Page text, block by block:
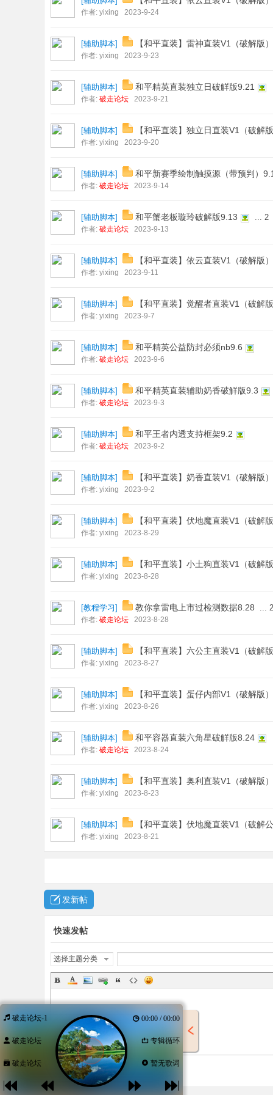
作者: yixing 2023-9-24
[辅助脚本] 【和平直装】雷神直装V1（破解版）
作者: yixing 2023-9-23
[辅助脚本] 和平精英直装独立日破觧版9.21
作者: 破走论坛 2023-9-21
[辅助脚本] 【和平直装】独立日直装V1（破解版
作者: yixing 2023-9-20
[辅助脚本] 和平新赛季绘制触摸源（带预判）
作者: 破走论坛 2023-9-14
[辅助脚本] 和平蟹老板璇玲破解版9.13 ... 2
作者: 破走论坛 2023-9-13
[辅助脚本] 【和平直装】依云直装V1（破解版）
作者: yixing 2023-9-11
[辅助脚本] 【和平直装】觉醒者直装V1（破解版
作者: yixing 2023-9-7
[辅助脚本] 和平精英公益防封必须nb9.6
作者: 破走论坛 2023-9-6
[辅助脚本] 和平精英直装辅助奶香破觧版9.3
作者: 破走论坛 2023-9-3
[辅助脚本] 和平王者内透支持框架9.2
作者: 破走论坛 2023-9-2
[辅助脚本] 【和平直装】奶香直装V1（破解版）
作者: yixing 2023-9-2
[辅助脚本] 【和平直装】伏地魔直装V1（破解版
作者: yixing 2023-8-29
[辅助脚本] 【和平直装】小土狗直装V1（破解版
作者: yixing 2023-8-28
[教程学习] 教你拿雷电上市过检测数据8.28 ... 2
作者: 破走论坛 2023-8-28
[辅助脚本] 【和平直装】六公主直装V1（破解版
作者: yixing 2023-8-27
[辅助脚本] 【和平直装】蛋仔内部V1（破解版）
作者: yixing 2023-8-26
[辅助脚本] 和平容器直装六角星破觧版8.24
作者: 破走论坛 2023-8-24
[辅助脚本] 【和平直装】奥利直装V1（破解版）
作者: yixing 2023-8-23
[辅助脚本] 【和平直装】伏地魔直装V1（破解公
作者: yixing 2023-8-21
发新帖
快速发帖
选择主题分类
发表帖子
破走论坛-1 00:00 / 00:00
破走论坛 专辑循环
破走论坛 暂无歌词